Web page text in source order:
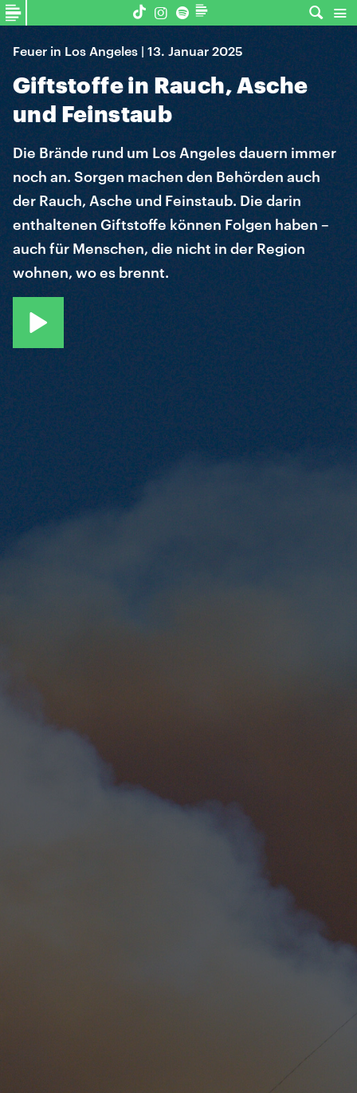
Feuer in Los Angeles | 13. Januar 2025
Giftstoffe in Rauch, Asche
und Feinstaub
Die Brände rund um Los Angeles dauern immer
noch an. Sorgen machen den Behörden auch
der Rauch, Asche und Feinstaub. Die darin
enthaltenen Giftstoffe können Folgen haben –
auch für Menschen, die nicht in der Region
wohnen, wo es brennt.